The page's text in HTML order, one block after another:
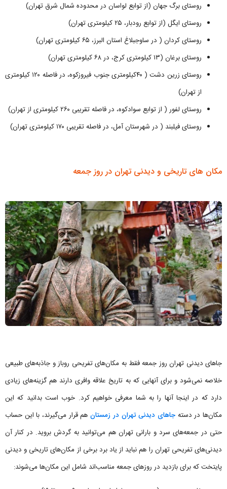
روستای برگ جهان (از توابع لواسان در محدوده شمال شرق تهران)
روستای ایگل (از توابع رودبار، ۲۵ کیلومتری تهران)
روستای کردان ( در ساوجبلاغ استان البرز، ۶۵ کیلومتری تهران)
روستای برغان (۱۳ کیلومتری کرج، در ۶۸ کیلومتری تهران)
روستای زرین دشت ( ۴۰کیلومتری جنوب فیروزکوه، در فاصله ۱۲۰ کیلومتری
از تهران)
روستای لفور ( از توابع سوادکوه، در فاصله تقریبی ۲۶۰ کیلومتری از تهران)
روستای فیلبند ( در شهرستان آمل، در فاصله تقریبی ۱۷۰ کیلومتری تهران)
مکان های تاریخی و دیدنی تهران در روز جمعه
جاهای دیدنی تهران روز جمعه فقط به مکان‌های تفریحی روباز و جاذبه‌های طبیعی
خلاصه نمی‌شود و برای آنهایی که به تاریخ علاقه وافری دارند هم گزینه‌های زیادی
دارد که در اینجا آنها را به شما معرفی خواهیم کرد. خوب است بدانید که این
مکان‌ها در دستهجاهای دیدنی تهران در زمستانهم قرار می‌گیرند، با این حساب
حتی در جمعه‌های سرد و بارانی تهران هم می‌توانید به گردش بروید. در کنار آن
دیدنی‌های تفریحی تهران را هم نباید از یاد برد برخی از مکان‌های تاریخی و دیدنی
پایتخت که برای بازدید در روزهای جمعه مناسب‌اند شامل این مکان‌ها می‌شوند: